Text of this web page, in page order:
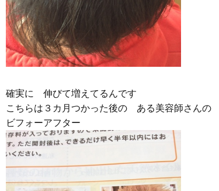
確実に 伸びて増えてるんです
こちらは３カ月つかった後の ある美容師さんの
ビフォーアフター